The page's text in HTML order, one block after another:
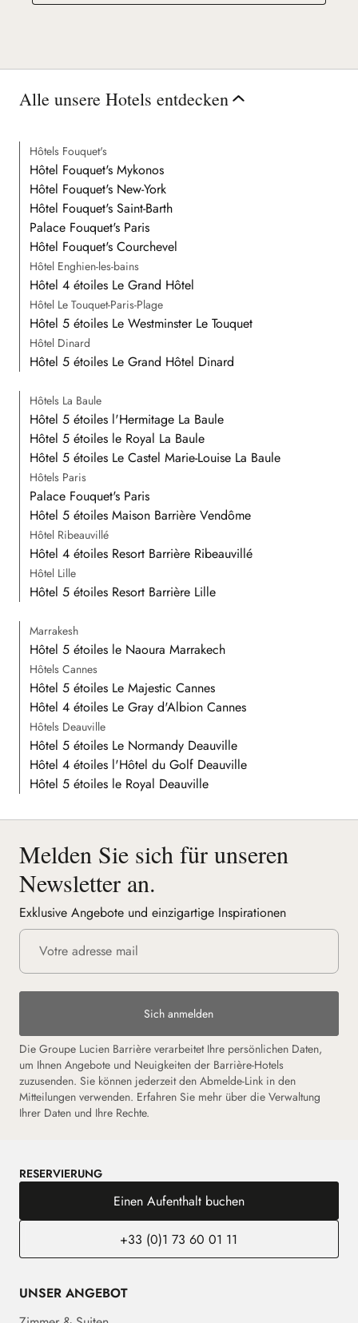
Alle unsere Hotels entdecken
Hôtels Fouquet's
Hôtel Fouquet's Mykonos
Hôtel Fouquet's New-York
Hôtel Fouquet's Saint-Barth
Palace Fouquet's Paris
Hôtel Fouquet's Courchevel
Hôtel Enghien-les-bains
Hôtel 4 étoiles Le Grand Hôtel
Hôtel Le Touquet-Paris-Plage
Hôtel 5 étoiles Le Westminster Le Touquet
Hôtel Dinard
Hôtel 5 étoiles Le Grand Hôtel Dinard
Hôtels La Baule
Hôtel 5 étoiles l'Hermitage La Baule
Hôtel 5 étoiles le Royal La Baule
Hôtel 5 étoiles Le Castel Marie-Louise La Baule
Hôtels Paris
Palace Fouquet's Paris
Hôtel 5 étoiles Maison Barrière Vendôme
Hôtel Ribeauvillé
Hôtel 4 étoiles Resort Barrière Ribeauvillé
Hôtel Lille
Hôtel 5 étoiles Resort Barrière Lille
Marrakesh
Hôtel 5 étoiles le Naoura Marrakech
Hôtels Cannes
Hôtel 5 étoiles Le Majestic Cannes
Hôtel 4 étoiles Le Gray d'Albion Cannes
Hôtels Deauville
Hôtel 5 étoiles Le Normandy Deauville
Hôtel 4 étoiles l'Hôtel du Golf Deauville
Hôtel 5 étoiles le Royal Deauville
Melden Sie sich für unseren
Newsletter an.
Exklusive Angebote und einzigartige Inspirationen
Sich anmelden
Die Groupe Lucien Barrière verarbeitet Ihre persönlichen Daten,
um Ihnen Angebote und Neuigkeiten der Barrière-Hotels
zuzusenden. Sie können jederzeit den Abmelde-Link in den
Mitteilungen verwenden. Erfahren Sie mehr über die Verwaltung
Ihrer Daten und Ihre Rechte.
RESERVIERUNG
Einen Aufenthalt buchen
+33 (0)1 73 60 01 11
UNSER ANGEBOT